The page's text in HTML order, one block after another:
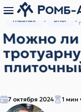
Главная Блог
Можно ли
7 октября 2024 1 мин